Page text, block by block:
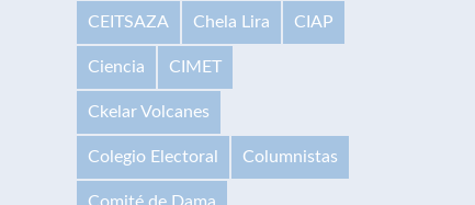
CEITSAZA Chela Lira CIAP
Ciencia CIMET
Ckelar Volcanes
Colegio Electoral Columnistas